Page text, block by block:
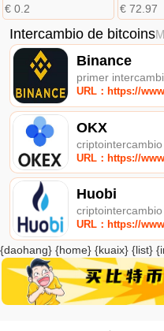
€ 0.2 € 72.97
Intercambio de bitcoins
Binance
primer
URL：https://
OKX
URL：https://
Huobi
URL：https://
{daohang} {home} {kuaix} {list}